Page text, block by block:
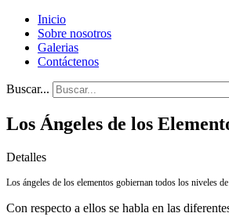
Inicio
Sobre nosotros
Galerias
Contáctenos
Buscar...
Los Ángeles de los
Detalles
Los ángeles de los elementos gobiernan todos los niveles
Con respecto a ellos se habla en las